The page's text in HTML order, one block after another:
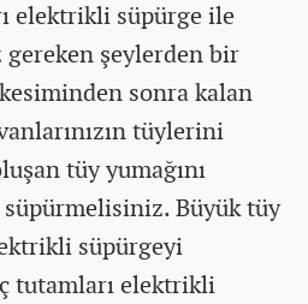
elektrikli süpürge ile
şeylerden bir
sonra kalan
tüylerini
tüy yumağını
Büyük tüy
süpürgeyi
tutamları elektrikli